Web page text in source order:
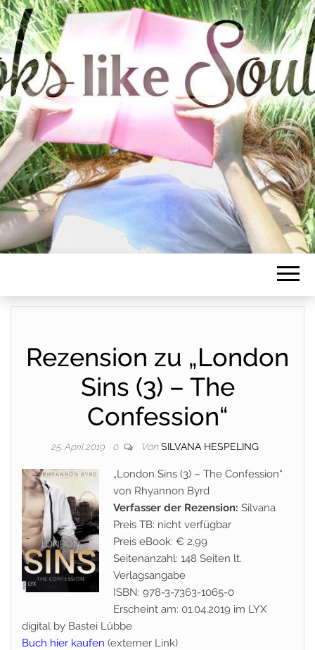
BOOKS LIKE
SOULMATE
Rezension zu „London
Sins (3) – The
Confession“
25. April 2019 0 Von SILVANA HESPELING
„London Sins (3) – The Confession“
von Rhyannon Byrd
Verfasser der Rezension: Silvana
Preis TB: nicht verfügbar
Preis eBook: € 2,99
Seitenanzahl: 148 Seiten lt.
Verlagsangabe
ISBN: 978-3-7363-1065-0
Erscheint am: 01.04.2019 im LYX
digital by Bastei Lübbe
Buch hier kaufen (externer Link)